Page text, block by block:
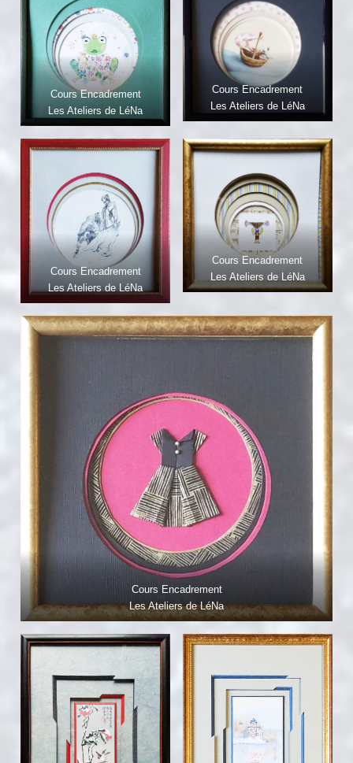
Cours Encadrement
Les Ateliers de LéNa
Cours Encadrement
Les Ateliers de LéNa
Cours Encadrement
Les Ateliers de LéNa
Cours Encadrement
Les Ateliers de LéNa
Cours Encadrement
Les Ateliers de LéNa